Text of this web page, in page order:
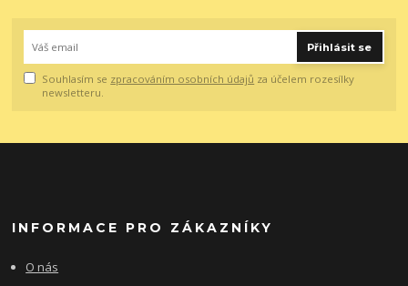
Přihlásit se
Souhlasím se zpracováním osobních údajů za účelem rozesílky
newsletteru.
INFORMACE PRO ZÁKAZNÍKY
O nás